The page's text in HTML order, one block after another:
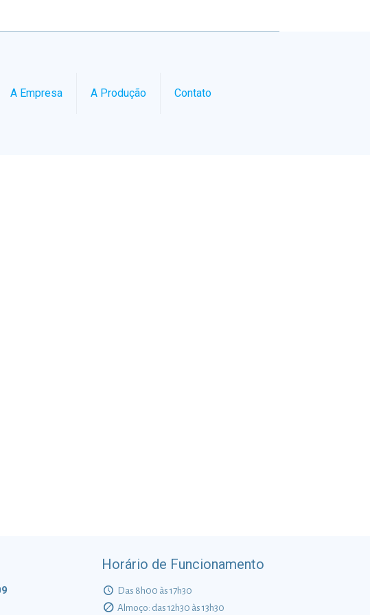
A Empresa A Produção Contato
Horário de Funcionamento
Das 8h00 às 17h30
Almoço: das 12h30 às 13h30